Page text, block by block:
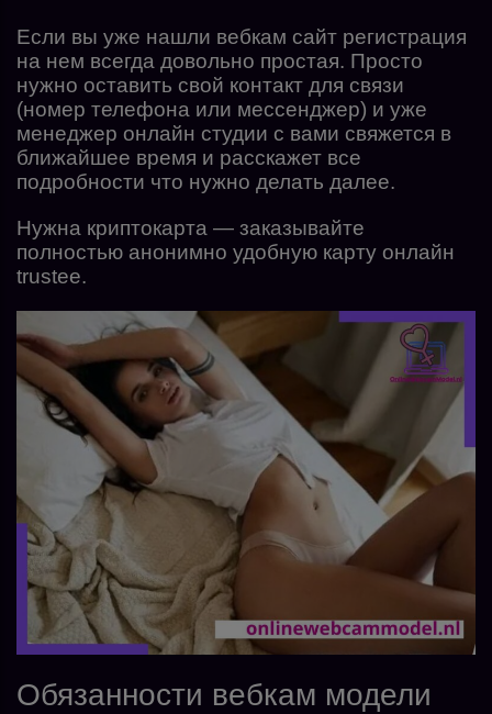
Если вы уже нашли вебкам сайт регистрация
на нем всегда довольно простая. Просто
нужно оставить свой контакт для связи
(номер телефона или мессенджер) и уже
менеджер онлайн студии с вами свяжется в
ближайшее время и расскажет все
подробности что нужно делать далее.
Нужна криптокарта — заказывайте
полностью анонимно удобную карту онлайн
trustee.
Обязанности вебкам модели